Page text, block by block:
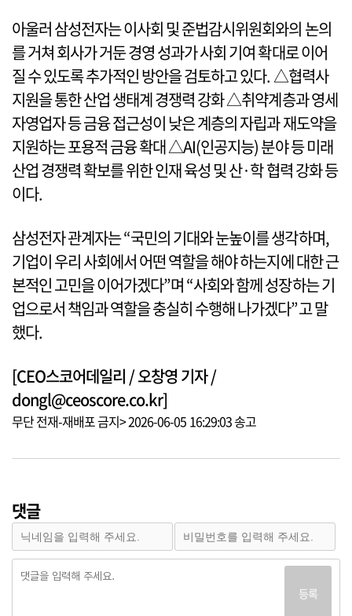
아울러 삼성전자는 이사회 및 준법감시위원회와의 논의
를 거쳐 회사가 거둔 경영 성과가 사회 기여 확대로 이어
질 수 있도록 추가적인 방안을 검토하고 있다. △협력사
지원을 통한 산업 생태계 경쟁력 강화 △취약계층과 영세
자영업자 등 금융 접근성이 낮은 계층의 자립과 재도약을
지원하는 포용적 금융 확대 △AI(인공지능) 분야 등 미래
산업 경쟁력 확보를 위한 인재 육성 및 산·학 협력 강화 등
이다.
삼성전자 관계자는 “국민의 기대와 눈높이를 생각하며,
기업이 우리 사회에서 어떤 역할을 해야 하는지에 대한 근
본적인 고민을 이어가겠다”며 “사회와 함께 성장하는 기
업으로서 책임과 역할을 충실히 수행해 나가겠다”고 말
했다.
[CEO스코어데일리 / 오창영 기자 /
dongl@ceoscore.co.kr]
무단 전재-재배포 금지> 2026-06-05 16:29:03 송고
댓글
등록